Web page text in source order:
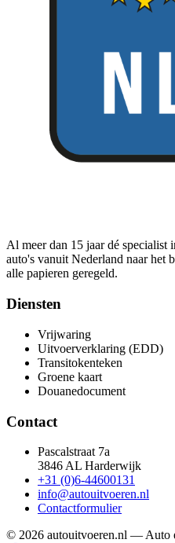
Al meer dan 15 jaar dé specialist
auto's vanuit Nederland naar het
alle papieren geregeld.
Diensten
Vrijwaring
Uitvoerverklaring (EDD)
Transitokenteken
Groene kaart
Douanedocument
Contact
Pascalstraat 7a
3846 AL Harderwijk
+31 (0)6-44600131
info@autouitvoeren.nl
Contactformulier
© 2026 autouitvoeren.nl — Auto